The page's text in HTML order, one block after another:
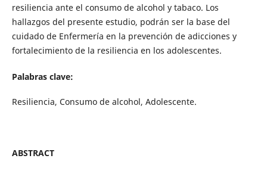
resiliencia ante el consumo de alcohol y tabaco. Los
hallazgos del presente estudio, podrán ser la base del
cuidado de Enfermería en la prevención de adicciones y
fortalecimiento de la resiliencia en los adolescentes.
Palabras clave:
Resiliencia, Consumo de alcohol, Adolescente.
ABSTRACT